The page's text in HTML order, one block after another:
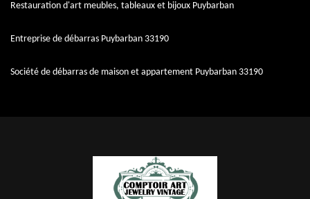
Restauration d'art meubles, tableaux et bijoux Puybarban
Entreprise de débarras Puybarban 33190
Société de débarras de maison et appartement Puybarban 33190